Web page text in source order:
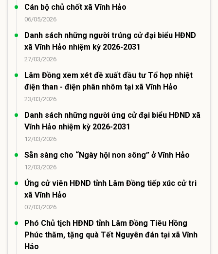
Cán bộ chủ chốt xã Vĩnh Hảo
06/05/2026
Danh sách những người trúng cử đại biểu HĐND
xã Vĩnh Hảo nhiệm kỳ 2026-2031
27/03/2026
Lâm Đồng xem xét đề xuất đầu tư Tổ hợp nhiệt
điện than - điện phân nhôm tại xã Vĩnh Hảo
23/03/2026
Danh sách những người ứng cử đại biểu HĐND xã
Vĩnh Hảo nhiệm kỳ 2026-2031
12/03/2026
Sẵn sàng cho “Ngày hội non sông” ở Vĩnh Hảo
12/03/2026
Ứng cử viên HĐND tỉnh Lâm Đồng tiếp xúc cử tri
xã Vĩnh Hảo
07/03/2026
Phó Chủ tịch HĐND tỉnh Lâm Đồng Tiêu Hồng
Phúc thăm, tặng quà Tết Nguyên đán tại xã Vĩnh
Hảo